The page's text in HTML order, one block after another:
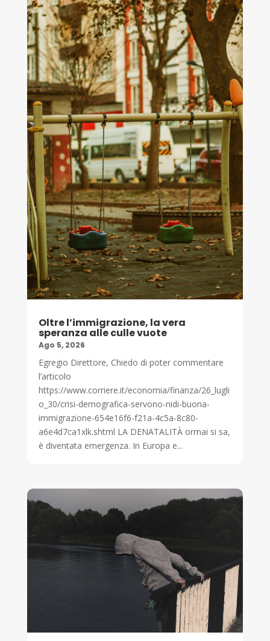
Oltre l’immigrazione, la vera
speranza alle culle vuote
Ago 5, 2026
Egregio Direttore, Chiedo di poter commentare
l’articolo
https://www.corriere.it/economia/finanza/26_lugli
o_30/crisi-demografica-servono-nidi-buona-
immigrazione-654e16f6-f21a-4c5a-8c80-
a6e4d7ca1xlk.shtml LA DENATALITÀ ormai si sa,
è diventata emergenza. In Europa e...